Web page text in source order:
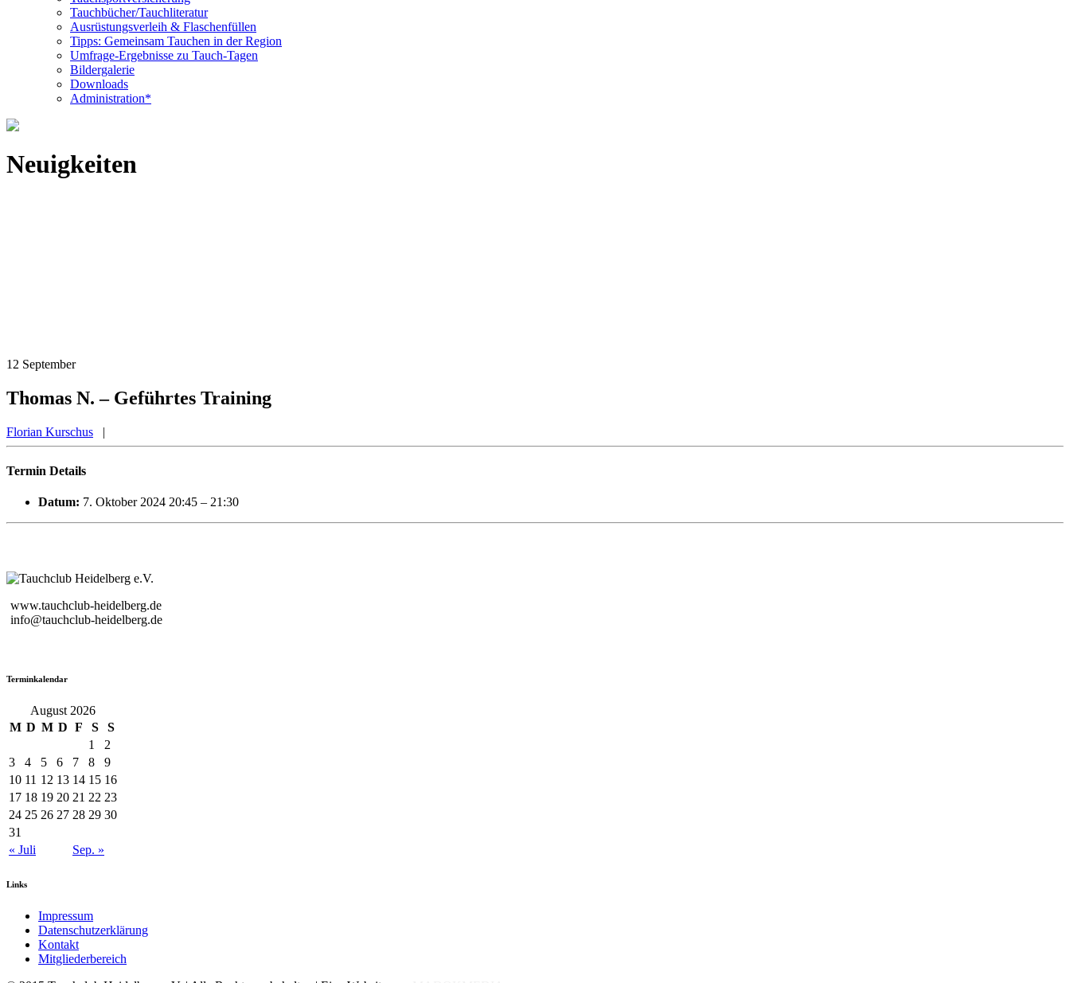
Tauchbücher/Tauchliteratur
Ausrüstungsverleih & Flaschenfüllen
Tipps: Gemeinsam Tauchen in der Region
Umfrage-Ergebnisse zu Tauch-Tagen
Bildergalerie
Downloads
Administration*
Neuigkeiten
12 September
Thomas N. – Geführtes Training
Florian Kurschus |
Termin Details
Datum: 7. Oktober 2024 20:45 – 21:30
www.tauchclub-heidelberg.de
info@tauchclub-heidelberg.de
Terminkalendar
August 2026
M D M D F S
S
1
2
3
4 5 6 7 8
9
10 11 12 13 14 15 16
17 18 19 20 21 22 23
24 25 26 27 28 29 30
31
« Juli
Sep. »
Links
Impressum
Datenschutzerklärung
Kontakt
Mitgliederbereich